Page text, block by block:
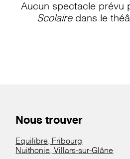
Aucun spectacle prévu
Scolairedans le
Nous trouver
Equilibre, Fribourg
Nuithonie, Villars-sur-Glâne